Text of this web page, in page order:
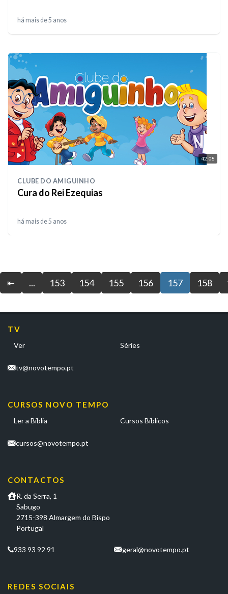
há mais de 5 anos
42:08
CLUBE DO AMIGUINHO
Cura do Rei Ezequias
há mais de 5 anos
⇤ ... 153 154 155 156 157 158
TV
Ver Séries
tv@novotempo.pt
CURSOS NOVO TEMPO
Ler a Bíblia Cursos Bíblicos
cursos@novotempo.pt
CONTACTOS
R. da Serra, 1
Sabugo
2715-398 Almargem do Bispo
Portugal
933 93 92 91 geral@novotempo.pt
REDES SOCIAIS